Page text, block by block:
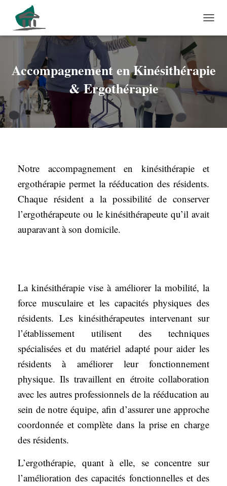
Accompagnement en Kinésithérapie
& Ergothérapie
Notre accompagnement en kinésithérapie et
ergothérapie permet la rééducation des résidents.
Chaque résident a la possibilité de conserver
l’ergothérapeute ou le kinésithérapeute qu’il avait
auparavant à son domicile.
La kinésithérapie vise à améliorer la mobilité, la
force musculaire et les capacités physiques des
résidents. Les kinésithérapeutes intervenant sur
l’établissement utilisent des techniques
spécialisées et du matériel adapté pour aider les
résidents à améliorer leur fonctionnement
physique. Ils travaillent en étroite collaboration
avec les autres professionnels de la rééducation au
sein de notre équipe, afin d’assurer une approche
coordonnée et complète dans la prise en charge
des résidents.
L’ergothérapie, quant à elle, se concentre sur
l’amélioration des capacités fonctionnelles et des